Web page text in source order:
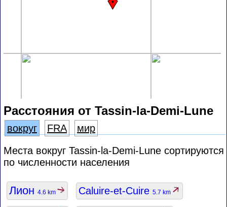
Расстояния от Tassin-la-Demi-Lune
вокруг FRA
мир
Места вокруг Tassin-la-Demi-Lune сортируются
по численности населения
Лион 4.6 km Caluire-et-Cuire 5.7 km